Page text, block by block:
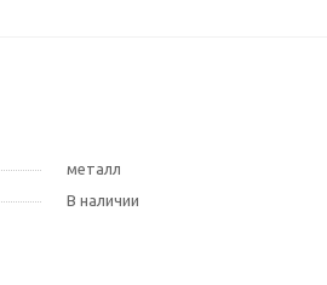
металл
В наличии